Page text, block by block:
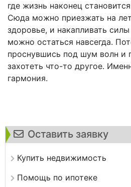
Оставить заявку
Купить недвижимость
Помощь по ипотеке
где жизнь наконец
Сюда можно приезжать на
здоровье, и накапливать
можно остаться навсегда.
проснувшись под шум волн и
захотеть что-то другое.
гармония.